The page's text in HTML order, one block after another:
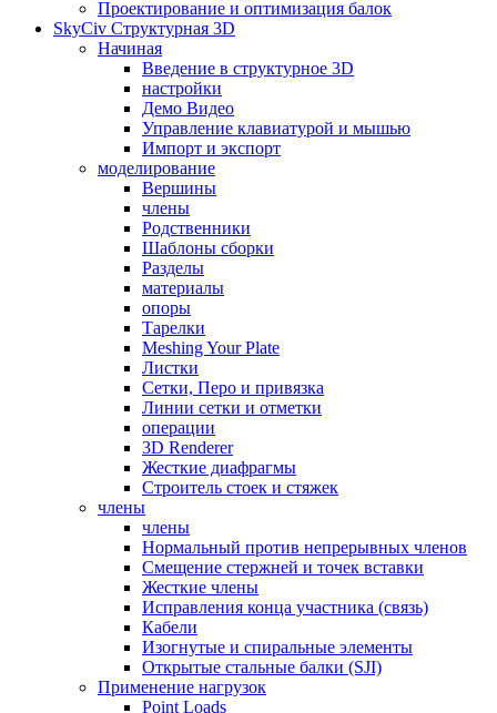
Проектирование и оптимизация балок
SkyCiv Структурная 3D
Начиная
Введение в структурное 3D
настройки
Демо Видео
Управление клавиатурой и мышью
Импорт и экспорт
моделирование
Вершины
члены
Родственники
Шаблоны сборки
Разделы
материалы
опоры
Тарелки
Meshing Your Plate
Листки
Сетки, Перо и привязка
Линии сетки и отметки
операции
3D Renderer
Жесткие диафрагмы
Строитель стоек и стяжек
члены
члены
Нормальный против непрерывных членов
Смещение стержней и точек вставки
Жесткие члены
Исправления конца участника (связь)
Кабели
Изогнутые и спиральные элементы
Открытые стальные балки (SJI)
Применение нагрузок
Point Loads